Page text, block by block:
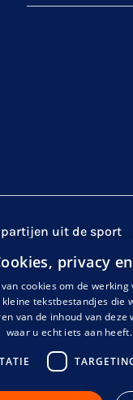
partijen uit de sport
gaan wij de
handicap te
privacy
cookies om de
tekstbestandjes die
van de inhoud van
waar u echt iets aan heeft.